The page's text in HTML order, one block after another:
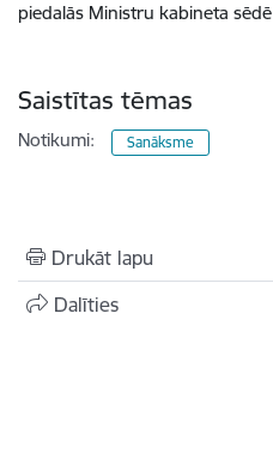
piedalās Ministru kabineta sēdē
Saistītas tēmas
Notikumi: Sanāksme
Drukāt lapu
Dalīties